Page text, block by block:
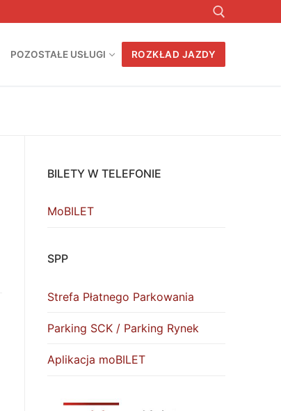
POZOSTAŁE USŁUGI ROZKŁAD JAZDY
BILETY W TELEFONIE
MoBILET
SPP
Strefa Płatnego Parkowania
Parking SCK / Parking Rynek
Aplikacja moBILET